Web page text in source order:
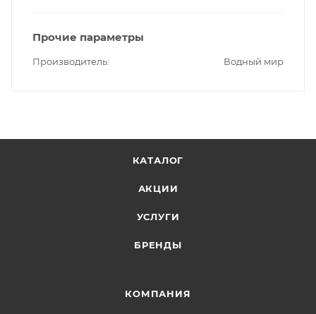
Прочие параметры
Производитель Водный мир
КАТАЛОГ
АКЦИИ
УСЛУГИ
БРЕНДЫ
КОМПАНИЯ